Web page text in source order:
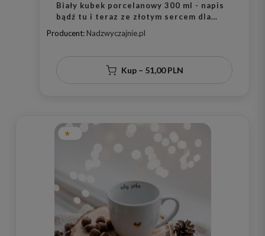
Biały kubek porcelanowy 300 ml - napis
bądź tu i teraz ze złotym sercem dla
miłośników uważności na urodziny
Producent: Nadzwyczajnie.pl
Kup – 51,00 PLN